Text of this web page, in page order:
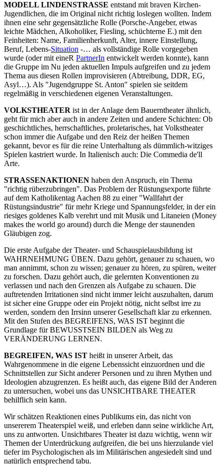
MODELL LINDENSTRASSE entstand mit braven Kirchen-
Jugendlichen, die im Original nicht richtig loslegen wollten. Indem
ihnen eine sehr gegensätzliche Rolle (Porsche-Angeber, etwas
leichte Mädchen, Alkoholiker, Fiesling, schüchterne E.) mit den
Feinheiten: Name, Familienherkunft, Alter, innere Einstellung,
Beruf, Lebens-Situation -… als vollständige Rolle vorgegeben
wurde (oder mit eineR PartnerIn entwickelt werden konnte), kann
die Gruppe im Nu jeden aktuellen Impuls aufgreifen und zu jedem
Thema aus diesen Rollen improvisieren (Abtreibung, DDR, EG,
Asyl…). Als "Jugendgruppe St. Anton" spielen sie seitdem
regelmäßig in verschiedenen eigenen Veranstaltungen.
VOLKSTHEATER ist in der Anlage dem Bauerntheater ähnlich,
geht für mich aber auch in andere Zeiten und andere Schichten: Ob
geschichtliches, herrschaftliches, proletarisches, hat Volkstheater
schon immer die Aufgabe und den Reiz der heißen Themen
gekannt, bevor es für die reine Unterhaltung als dümmlich-witziges
Spielen kastriert wurde. In Italienisch auch: Die Commedia de'll
Arte.
STRASSENAKTIONEN haben den Anspruch, ein Thema
"richtig rüberzubringen". Das Problem der Rüstungsexporte führte
auf dem Katholikentag Aachen 88 zu einer "Wallfahrt der
Rüstungsindustrie" für mehr Kriege und Spannungsfelder, in der ein
riesiges goldenes Kalb verehrt und mit Musik und Litaneien (Money
makes the world go around) durch die Menge der staunenden
Gläubigen zog.
Die erste Aufgabe der Theater- und Schauspielausbildung ist
WAHRNEHMUNG ÜBEN. Dazu gehört, genauer zu schauen, wo
man annimmt, schon zu wissen; genauer zu hören, zu spüren, weiter
zu forschen. Dazu gehört auch, die gelernten Konventionen zu
verlassen und nach den Grenzen als Aufgabe zu schauen. Die
auftretenden Irritationen sind nicht immer leicht auszuhalten, darum
ist sicher eine Gruppe oder ein Projekt nötig, nicht selbst irre zu
werden, sondern den Irrsinn unserer Gesellschaft klar zu erkennen.
Mit den Stufen des BEGREIFENS, WAS IST beginnt die
Grundlage für BEWUSSTSEIN BILDEN als Weg zu
VERÄNDERUNG LERNEN.
BEGREIFEN, WAS IST heißt in unserer Arbeit, das
Wahrgenommene in die eigene Lebenssicht einzuordnen und die
Schnittstellen zur Sicht anderer Personen und zu ihren Mythen und
Ideologien abzugrenzen. Es heißt auch, das eigene Bild der Anderen
zu untersuchen, wobei uns das UNSICHTBARE THEATER
behilflich sein kann.
Wir schätzen Reaktionen eines Publikums ein, das nicht von
unsererem Theaterspiel weiß, und erleben dann seine wirkliche Art,
uns zu antworten. Unsichtbares Theater ist dazu wichtig, wenn wir
Themen der Unterdrückung aufgreifen, die bei uns hierzulande viel
tiefer im Psychologischen als im Militärischen angesiedelt sind und
natürlich entsprechend tabu.